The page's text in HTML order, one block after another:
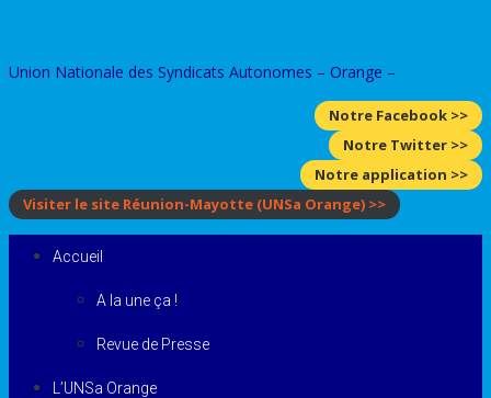
content
Union Nationale des Syndicats Autonomes – Orange –
Notre Facebook >>
Notre Twitter >>
Notre application >>
Visiter le site Réunion-Mayotte (UNSa Orange) >>
Accueil
A la une ça !
Revue de Presse
L’UNSa Orange